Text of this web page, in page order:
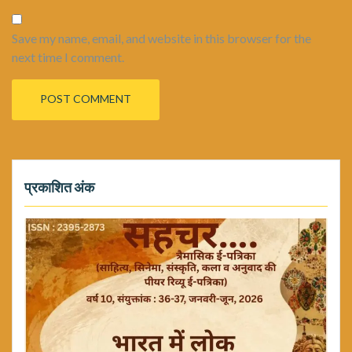
Save my name, email, and website in this browser for the
next time I comment.
प्रकाशित अंक